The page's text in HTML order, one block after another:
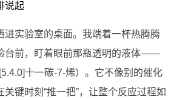
说起
进实验室的桌面。我端着一杯热腾腾
台前，盯着眼前那瓶透明的液体——
十一碳-7-烯）。它不像别的催化
键时刻“推一把”，让整个反应过程如